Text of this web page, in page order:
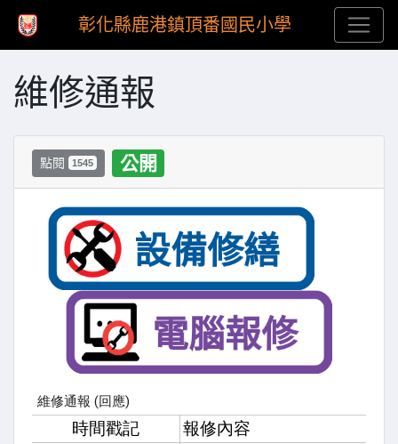
彰化縣鹿港鎮頂番國民小學
維修通報
點閱 1545 公開